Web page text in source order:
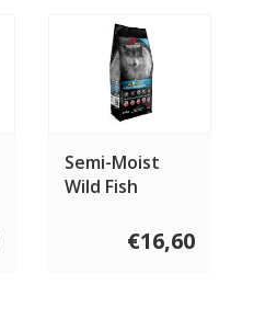
Semi-Moist
Wild Fish
€16,60